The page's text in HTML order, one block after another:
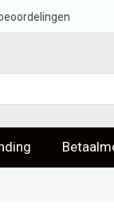
beoordelingen